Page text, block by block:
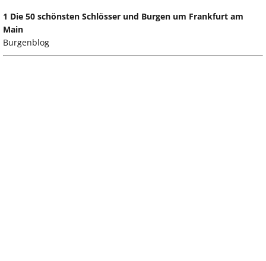
1 Die 50 schönsten Schlösser und Burgen um Frankfurt am
Main
Burgenblog